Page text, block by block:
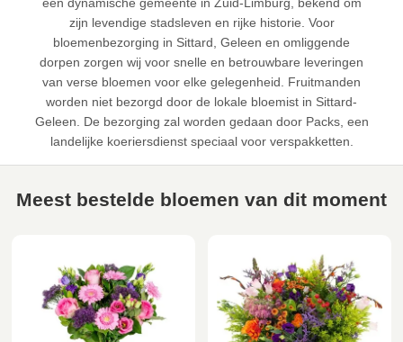
zijn levendige stadsleven en rijke historie. Voor
bloemenbezorging in Sittard, Geleen en omliggende
dorpen zorgen wij voor snelle en betrouwbare leveringen
van verse bloemen voor elke gelegenheid. Fruitmanden
worden niet bezorgd door de lokale bloemist in Sittard-
Geleen. De bezorging zal worden gedaan door Packs, een
landelijke koeriersdienst speciaal voor verspakketten.
Meest bestelde bloemen van dit moment